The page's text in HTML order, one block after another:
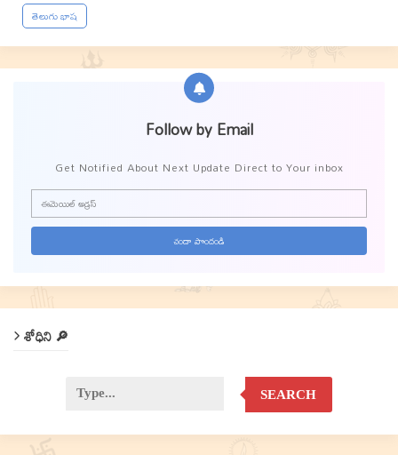
తెలుగు భాష
Follow by Email
Get Notified About Next Update Direct to Your inbox
శోధిని 🔎
SEARCH